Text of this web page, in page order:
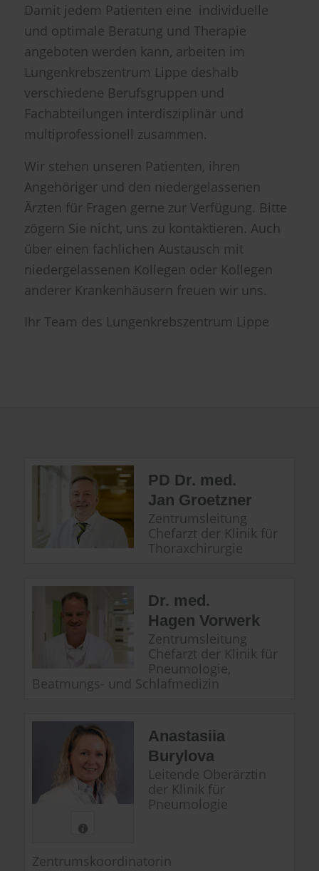
Damit jedem Patienten eine individuelle
und optimale Beratung und Therapie
angeboten werden kann, arbeiten im
Lungenkrebszentrum Lippe deshalb
verschiedene Berufsgruppen und
Fachabteilungen interdisziplinär und
multiprofessionell zusammen.
Wir stehen unseren Patienten, ihren
Angehöriger und den niedergelassenen
Ärzten für Fragen gerne zur Verfügung. Bitte
zögern Sie nicht, uns zu kontaktieren. Auch
über einen fachlichen Austausch mit
niedergelassenen Kollegen oder Kollegen
anderer Krankenhäusern freuen wir uns.
Ihr Team des Lungenkrebszentrum Lippe
PD Dr. med.
Jan Groetzner
Zentrumsleitung
Chefarzt der Klinik für
Thoraxchirurgie
Dr. med.
Hagen Vorwerk
Zentrumsleitung
Chefarzt der Klinik für
Pneumologie,
Beatmungs- und Schlafmedizin
Anastasiia
Burylova
Leitende Oberärztin
der Klinik für
Pneumologie
Zentrumskoordinatorin